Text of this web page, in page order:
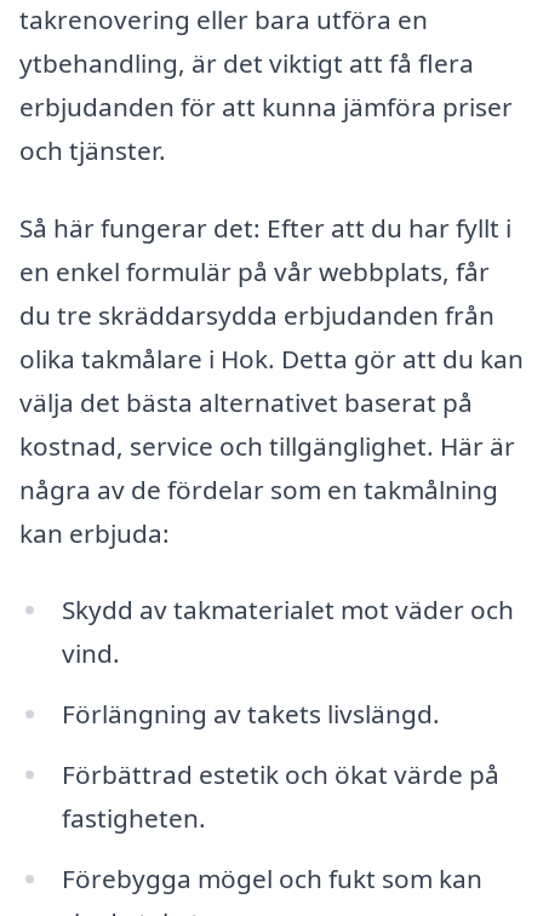
takrenovering eller bara utföra en
ytbehandling, är det viktigt att få flera
erbjudanden för att kunna jämföra priser
och tjänster.
Så här fungerar det: Efter att du har fyllt i
en enkel formulär på vår webbplats, får
du tre skräddarsydda erbjudanden från
olika takmålare i Hok. Detta gör att du kan
välja det bästa alternativet baserat på
kostnad, service och tillgänglighet. Här är
några av de fördelar som en takmålning
kan erbjuda:
Skydd av takmaterialet mot väder och
vind.
Förlängning av takets livslängd.
Förbättrad estetik och ökat värde på
fastigheten.
Förebygga mögel och fukt som kan